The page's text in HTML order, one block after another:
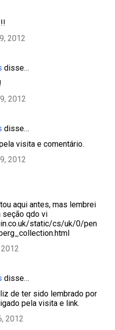
2012
disse…
2012
disse…
visita e comentário.
2012
aqui antes, mas lembrei
seção qdo vi
static/cs/uk/0/pen
disse…
de ter sido lembrado por
pela visita e link.
2012